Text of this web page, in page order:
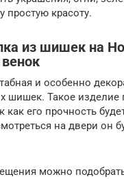
простую красоту.
из шишек на
и особенно
шишек. Такое изделие
как его прочность
на двери он
можно